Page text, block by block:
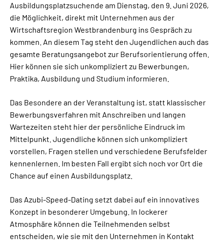
Ausbildungsplatzsuchende am Dienstag, den 9. Juni 2026,
die Möglichkeit, direkt mit Unternehmen aus der
Wirtschaftsregion Westbrandenburg ins Gespräch zu
kommen. An diesem Tag steht den Jugendlichen auch das
gesamte Beratungsangebot zur Berufsorientierung offen.
Hier können sie sich unkompliziert zu Bewerbungen,
Praktika, Ausbildung und Studium informieren.
Das Besondere an der Veranstaltung ist, statt klassischer
Bewerbungsverfahren mit Anschreiben und langen
Wartezeiten steht hier der persönliche Eindruck im
Mittelpunkt. Jugendliche können sich unkompliziert
vorstellen, Fragen stellen und verschiedene Berufsfelder
kennenlernen. Im besten Fall ergibt sich noch vor Ort die
Chance auf einen Ausbildungsplatz.
Das Azubi-Speed-Dating setzt dabei auf ein innovatives
Konzept in besonderer Umgebung. In lockerer
Atmosphäre können die Teilnehmenden selbst
entscheiden, wie sie mit den Unternehmen in Kontakt